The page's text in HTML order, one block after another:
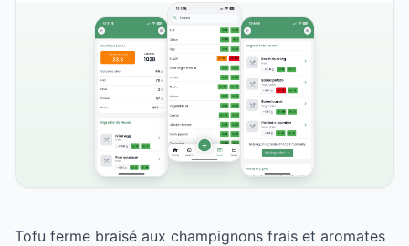
Tofu ferme braisé aux champignons frais et aromates